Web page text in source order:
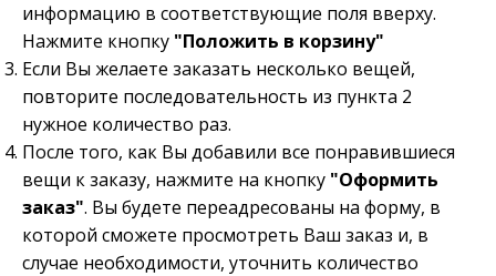
информацию в соответствующие поля вверху.
Нажмите кнопку "Положить в корзину"
Если Вы желаете заказать несколько вещей,
повторите последовательность из пункта 2
нужное количество раз.
После того, как Вы добавили все понравившиеся
вещи к заказу, нажмите на кнопку "Оформить
заказ". Вы будете переадресованы на форму, в
которой сможете просмотреть Ваш заказ и, в
случае необходимости, уточнить количество